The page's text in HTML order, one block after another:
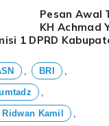
Pesan Awal
KH Achmad
1 DPRD
, BRI ,
,
Kamil ,